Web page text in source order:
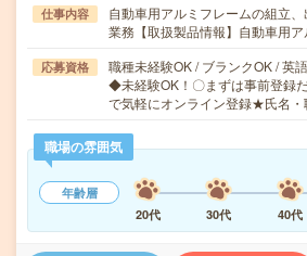
仕事内容
自動車用アルミフレームの組立
業務【取扱製品情報】自動車用
応募資格
職種未経験OK / ブランクOK / 英
◆未経験OK！〇まずは事前登録
で気軽にオンライン登録★氏名
職場の雰囲気
年齢層
20代
30代 40代